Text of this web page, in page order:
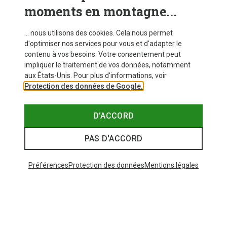
moments en montagne...
... nous utilisons des cookies. Cela nous permet
d'optimiser nos services pour vous et d'adapter le
contenu à vos besoins. Votre consentement peut
impliquer le traitement de vos données, notamment
aux États-Unis. Pour plus d'informations, voir
Protection des données de Google.
D'ACCORD
PAS D'ACCORD
PréférencesProtection des donnéesMentions légales